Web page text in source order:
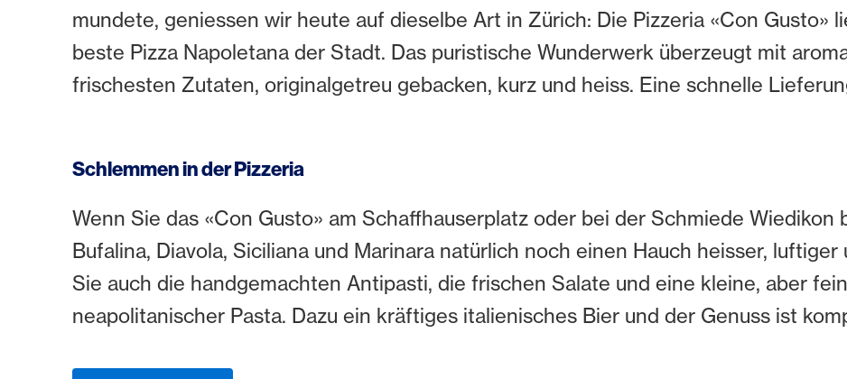
mundete, geniessen wir heute auf dieselbe Art in Zürich: Die Pizzeria «Con Gusto»
beste Pizza Napoletana der Stadt. Das puristische Wunderwerk überzeugt mit
frischesten Zutaten, originalgetreu gebacken, kurz und heiss. Eine schnelle
Schlemmen in der Pizzeria
Wenn Sie das «Con Gusto» am Schaffhauserplatz oder bei der Schmiede Wiedikon
Bufalina, Diavola, Siciliana und Marinara natürlich noch einen Hauch heisser,
Sie auch die handgemachten Antipasti, die frischen Salate und eine kleine, aber
neapolitanischer Pasta. Dazu ein kräftiges italienisches Bier und der Genuss ist